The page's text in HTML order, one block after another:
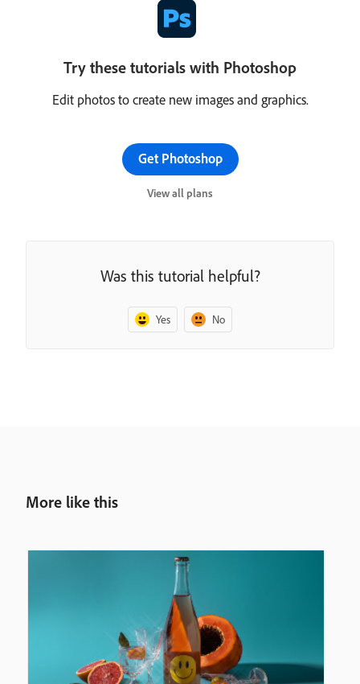
Try these tutorials with Photoshop
Edit photos to create new images and graphics.
Get Photoshop
View all plans
Was this tutorial helpful?
Yes No
More like this